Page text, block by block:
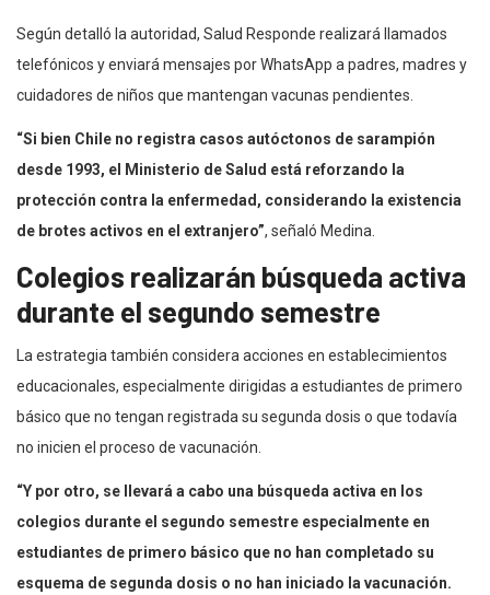
Según detalló la autoridad, Salud Responde realizará llamados
telefónicos y enviará mensajes por WhatsApp a padres, madres y
cuidadores de niños que mantengan vacunas pendientes.
“Si bien Chile no registra casos autóctonos de sarampión
desde 1993, el Ministerio de Salud está reforzando la
protección contra la enfermedad, considerando la existencia
de brotes activos en el extranjero”, señaló Medina.
Colegios realizarán búsqueda activa
durante el segundo semestre
La estrategia también considera acciones en establecimientos
educacionales, especialmente dirigidas a estudiantes de primero
básico que no tengan registrada su segunda dosis o que todavía
no inicien el proceso de vacunación.
“Y por otro, se llevará a cabo una búsqueda activa en los
colegios durante el segundo semestre especialmente en
estudiantes de primero básico que no han completado su
esquema de segunda dosis o no han iniciado la vacunación.